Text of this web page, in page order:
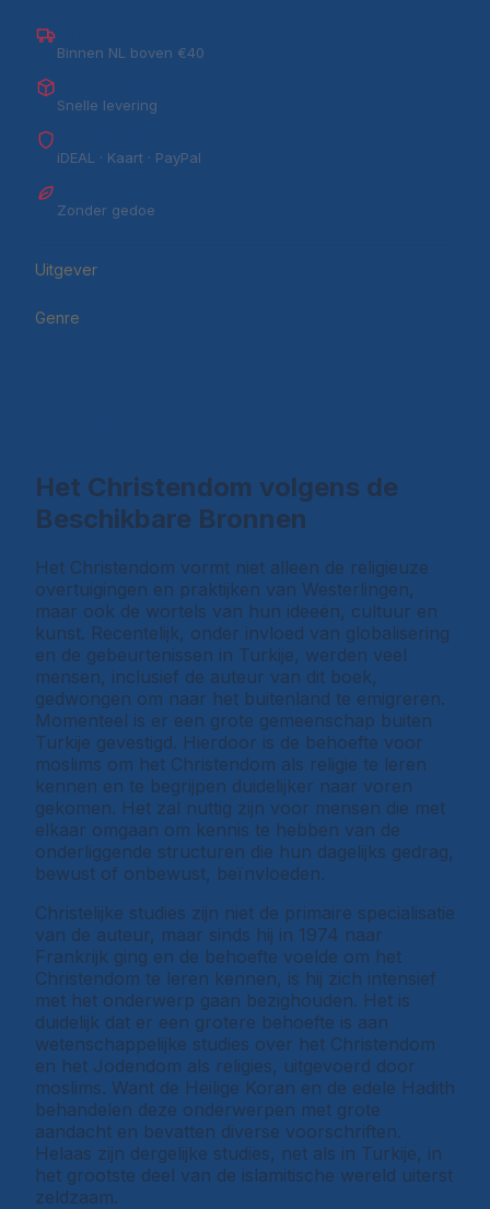
Binnen NL boven €40
Snelle levering
iDEAL · Kaart · PayPal
Zonder gedoe
Uitgever
Genre
Het Christendom volgens de
Beschikbare Bronnen
Het Christendom vormt niet alleen de religieuze
overtuigingen en praktijken van Westerlingen,
maar ook de wortels van hun ideeën, cultuur en
kunst. Recentelijk, onder invloed van globalisering
en de gebeurtenissen in Turkije, werden veel
mensen, inclusief de auteur van dit boek,
gedwongen om naar het buitenland te emigreren.
Momenteel is er een grote gemeenschap buiten
Turkije gevestigd. Hierdoor is de behoefte voor
moslims om het Christendom als religie te leren
kennen en te begrijpen duidelijker naar voren
gekomen. Het zal nuttig zijn voor mensen die met
elkaar omgaan om kennis te hebben van de
onderliggende structuren die hun dagelijks gedrag,
bewust of onbewust, beïnvloeden.
Christelijke studies zijn niet de primaire specialisatie
van de auteur, maar sinds hij in 1974 naar
Frankrijk ging en de behoefte voelde om het
Christendom te leren kennen, is hij zich intensief
met het onderwerp gaan bezighouden. Het is
duidelijk dat er een grotere behoefte is aan
wetenschappelijke studies over het Christendom
en het Jodendom als religies, uitgevoerd door
moslims. Want de Heilige Koran en de edele Hadith
behandelen deze onderwerpen met grote
aandacht en bevatten diverse voorschriften.
Helaas zijn dergelijke studies, net als in Turkije, in
het grootste deel van de islamitische wereld uiterst
zeldzaam.